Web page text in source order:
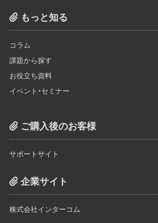
もっと知る
コラム
課題から探す
お役立ち資料
イベント・セミナー
ご購入後のお客様
サポートサイト
企業サイト
株式会社インターコム